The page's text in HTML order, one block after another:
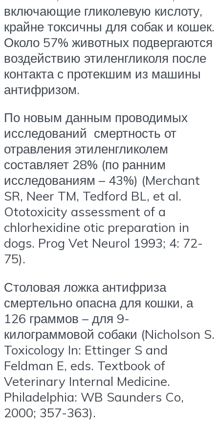
включающие гликолевую кислоту,
крайне токсичны для собак и кошек.
Около 57% животных подвергаются
воздействию этиленгликоля после
контакта с протекшим из машины
антифризом.
По новым данным проводимых
исследований смертность от
отравления этиленгликолем
составляет 28% (по ранним
исследованиям – 43%) (Merchant
SR, Neer TM, Tedford BL, et al.
Ototoxicity assessment of a
chlorhexidine otic preparation in
dogs. Prog Vet Neurol 1993; 4: 72-
75).
Столовая ложка антифриза
смертельно опасна для кошки, а
126 граммов – для 9-
килограммовой собаки (Nicholson S.
Toxicology In: Ettinger S and
Feldman E, eds. Textbook of
Veterinary Internal Medicine.
Philadelphia: WB Saunders Co,
2000; 357-363).